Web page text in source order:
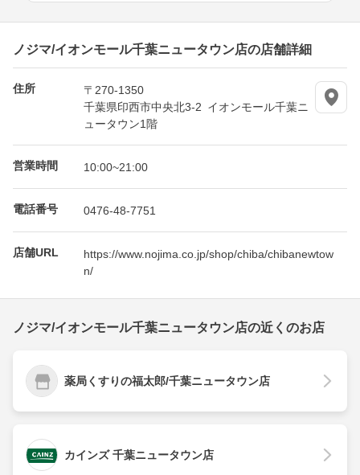
ノジマ/イオンモール千葉ニュータウン店の店舗詳細
住所
〒270-1350
千葉県印西市中央北3-2 イオンモール千葉ニ
ュータウン1階
営業時間 10:00~21:00
電話番号 0476-48-7751
店舗URL
https://www.nojima.co.jp/shop/chiba/chibanewtow
n/
ノジマ/イオンモール千葉ニュータウン店の近くのお店
薬局くすりの福太郎/千葉ニュータウン店
カインズ 千葉ニュータウン店